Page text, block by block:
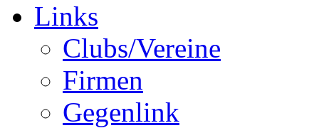
Links
Clubs/Vereine
Firmen
Gegenlink